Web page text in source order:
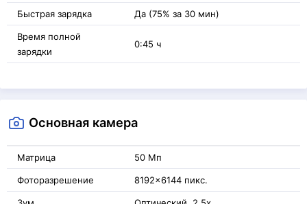
Быстрая зарядка Да (75% за 30 мин)
Время полной
зарядки
0:45 ч
Основная камера
Матрица 50 Мп
Фоторазрешение 8192x6144 пикс.